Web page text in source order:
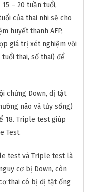
– 20 tuần tuổi,
của thai nhi sẽ cho
huyết thanh AFP,
giá trị xét nghiệm với
thai, số thai) để
chứng Down, dị tật
não và tủy sống)
18. Triple test giúp
Test.
test và Triple test là
cơ bị Down, còn
thai có bị dị tật ống